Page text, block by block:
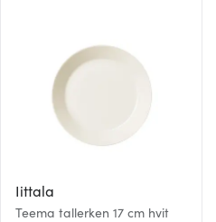
Iittala
Teema tallerken 17 cm hvit